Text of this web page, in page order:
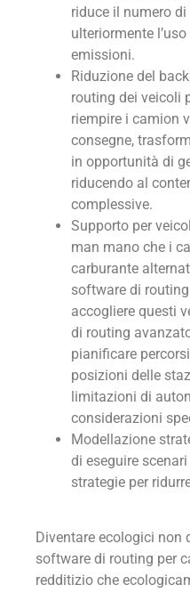
riduce il numero
ulteriormente
emissioni.
Riduzione del
routing dei veicoli
riempire i camion
consegne,
in opportunità di
riducendo al
complessive.
Supporto per
man mano che i
carburante
software di
accogliere questi
di routing
pianificare
posizioni delle
limitazioni di
considerazioni
Modellazione
di eseguire
strategie per
Diventare ecologici non
software di routing per
redditizio che